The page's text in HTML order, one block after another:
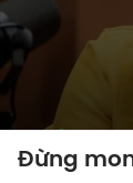
Đừng